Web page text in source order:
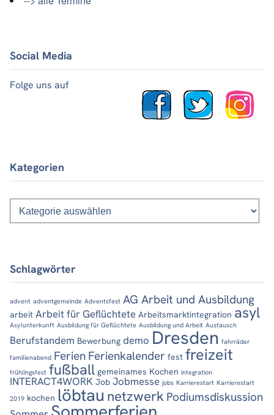
Social Media
Folge uns auf
Kategorien
Kategorien
Schlagwörter
advent adventgemeinde Adventsfest AG Arbeit und Ausbildung
arbeit Arbeit für Geflüchtete Arbeitsmarktintegration asyl
Asylunterkunft Ausbildung für Geflüchtete Ausbildung und Arbeit Austausch
Berufstandem Bewerbung demo Dresden fahrräder
familienabend Ferien Ferienkalender fest freizeit
frühlingsfest fußball gemeinames Kochen integration
INTERACT4WORK Job Jobmesse jobs Karrierestart Karrierestart
2019 kochen löbtau netzwerk Podiumsdiskussion